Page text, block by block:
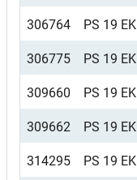
306764 PS 19 EK
306775 PS 19 EK
309660 PS 19 EK
309662 PS 19 EK
314295 PS 19 EK